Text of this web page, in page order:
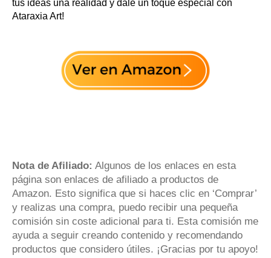
tus ideas una realidad y dale un toque especial con
Ataraxia Art!
Nota de Afiliado: Algunos de los enlaces en esta
página son enlaces de afiliado a productos de
Amazon. Esto significa que si haces clic en ‘Comprar’
y realizas una compra, puedo recibir una pequeña
comisión sin coste adicional para ti. Esta comisión me
ayuda a seguir creando contenido y recomendando
productos que considero útiles. ¡Gracias por tu apoyo!